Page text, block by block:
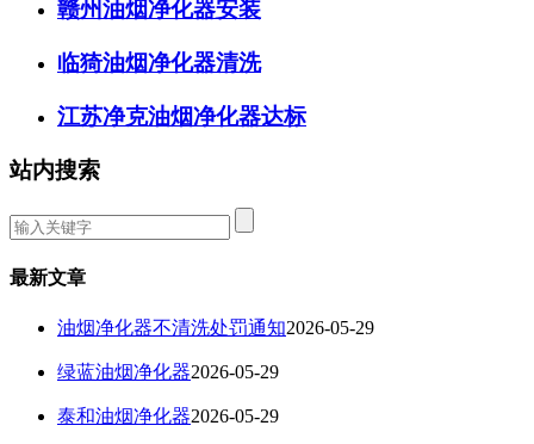
赣州油烟净化器安装
临猗油烟净化器清洗
江苏净克油烟净化器达标
站内搜索
最新文章
油烟净化器不清洗处罚通知2026-05-29
绿蓝油烟净化器2026-05-29
泰和油烟净化器2026-05-29